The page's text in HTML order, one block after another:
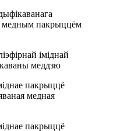
медным пакрыццём
іміднай
меддзю
пакрыццё
медная
пакрыццё